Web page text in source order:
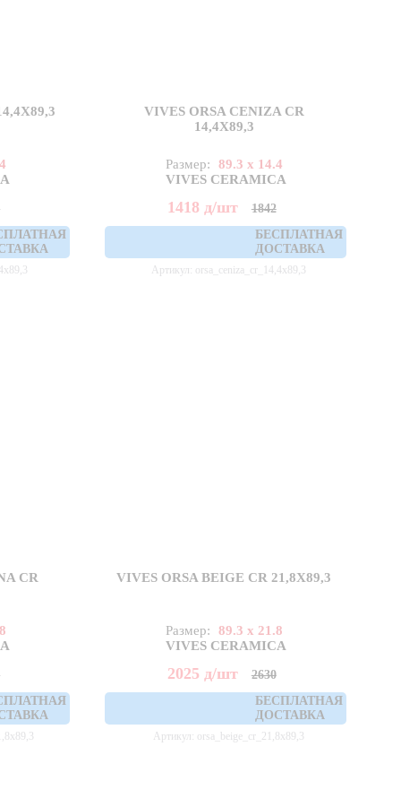
VIVES ORSA CENIZA CR
14,4X89,3
Размер:
89.3 x 14.4
VIVES CERAMICA
1418 д/шт
1842
БЕСПЛАТНАЯ
ДОСТАВКА
Артикул: orsa_ceniza_cr_14,4x89,3
CR
VIVES ORSA BEIGE CR 21,8X89,3
Размер:
89.3 x 21.8
VIVES CERAMICA
2025 д/шт
2630
БЕСПЛАТНАЯ
ДОСТАВКА
Артикул: orsa_beige_cr_21,8x89,3